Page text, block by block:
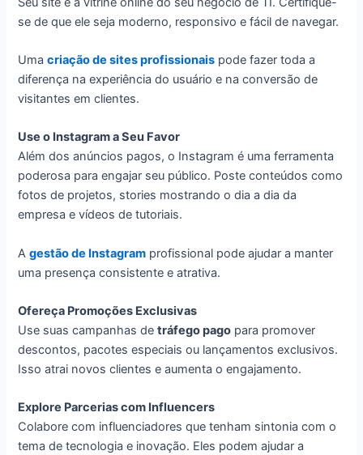
se de que ele seja moderno, responsivo e fácil de navegar.
Umacriação de sites profissionais pode fazer toda a
diferença na experiência do usuário e na conversão de
visitantes em clientes.
Use o Instagram a Seu Favor
Além dos anúncios pagos, o Instagram é uma ferramenta
poderosa para engajar seu público. Poste conteúdos como
fotos de projetos, stories mostrando o dia a dia da
empresa e vídeos de tutoriais.
Agestão de Instagram profissional pode ajudar a manter
uma presença consistente e atrativa.
Ofereça Promoções Exclusivas
Use suas campanhas detráfego pago para promover
descontos, pacotes especiais ou lançamentos exclusivos.
Isso atrai novos clientes e aumenta o engajamento.
Explore Parcerias com Influencers
Colabore com influenciadores que tenham sintonia com o
tema de tecnologia e inovação. Eles podem ajudar a